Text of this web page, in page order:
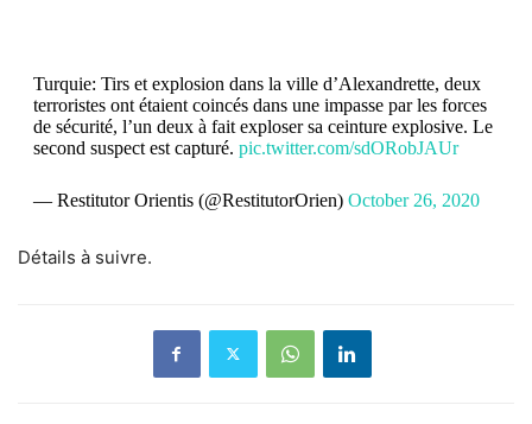
Turquie: Tirs et explosion dans la ville d’Alexandrette, deux
terroristes ont étaient coincés dans une impasse par les forces
de sécurité, l’un deux à fait exploser sa ceinture explosive. Le
second suspect est capturé. pic.twitter.com/sdORobJAUr
— Restitutor Orientis (@RestitutorOrien) October 26, 2020
Détails à suivre.